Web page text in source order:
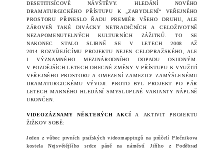
DESETITISÍCOVÉ NÁVŠTĚVY. HLEDÁNÍ NOVÉHO
DRAMATURGICKÉHO PŘÍSTUPU K „ZABYDLENÍ“ VEŘEJNÉHO
PROSTORU PŘINESLO ŘADU PREMIÉR VŠEHO DRUHU, ALE
ZÁROVEŇ TAKÉ DIVÁCKY NETRADIČNÍCH A CELOŽIVOTNĚ
NEZAPOMENUTELNÝCH KULTURNÍCH ZÁŽITKŮ. TO SE
NAKONEC STALO SLIBNĚ SE V LETECH 2008 AŽ
2014 ROZVÍJEJÍCÍMU PROJEKTU NEJEN CELOPRAŽSKÉHO, ALE
I VÝZNAMNÉHO MEZINÁRODNÍHO DOPADU OSUDNÝM.
V POZDĚJŠÍCH LETECH OBECNÉ ZMĚNY V PŘÍSTUPU K VYUŽITÍ
VEŘEJNÉHO PROSTORU AOMEZENÍ ZAMEZILY ZAMÝŠLENÉMU
DRAMATURGICKÉMU VÝVOJI. PROTO BYL PROJEKT PO PÁR
LETECH MARNÉHO HLEDÁNÍSMYSLUPLNÉ VARIANTY NÁPLNĚ
UKONČEN.
VIDEOZÁZNAMY NĚKTERÝCH AKCÍ A AKTIVIT PROJEKTU
ŽIŽKOV SOBĚ:
Jeden z vůbec prvních pražských videomappingů na průčelí Plečnikova
kostela Nejsvětějšího srdce páně na náměstí Jiřího z Poděbrad